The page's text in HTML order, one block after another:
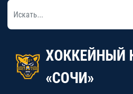
ХОККЕЙНЫЙ
«СОЧИ»